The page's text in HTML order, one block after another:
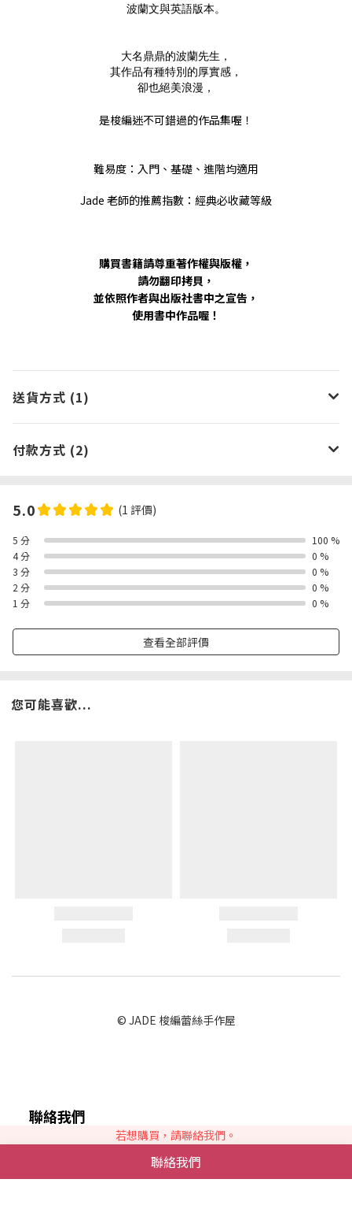
若想購買，請聯絡我們。
聯絡我們
波蘭文與英語版本。
大名鼎鼎的波蘭先生，
其作品有種特別的厚實感，
卻也絕美浪漫，
是梭編迷不可錯過的作品集喔！
難易度：入門、基礎、進階均適用
Jade 老師的推薦指數：經典必收藏等級
購買書籍請尊重著作權與版權，
請勿翻印拷貝，
並依照作者與出版社書中之宣告，
使用書中作品喔！
送貨方式 (1)
付款方式 (2)
5.0 (1 評價)
5 分
100 %
4 分
0 %
3 分
0 %
2 分
0 %
1 分
0 %
查看全部評價
您可能喜歡...
© JADE 梭編蕾絲手作屋
聯絡我們
請於登入會員之訊息頁面，